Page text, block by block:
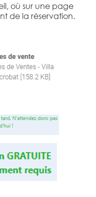
où sur une page
de la réservation.